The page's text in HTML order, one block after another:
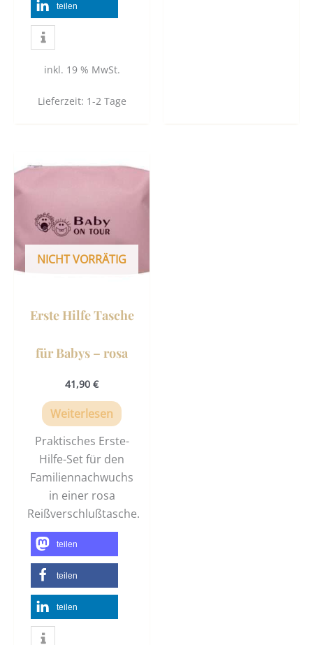
teilen
inkl. 19 % MwSt.
Lieferzeit: 1-2 Tage
NICHT VORRÄTIG
Erste Hilfe Tasche
für Babys – rosa
41,90 €
Weiterlesen
Praktisches Erste-
Hilfe-Set für den
Familiennachwuchs
in einer rosa
Reißverschlußtasche.
teilen
teilen
teilen